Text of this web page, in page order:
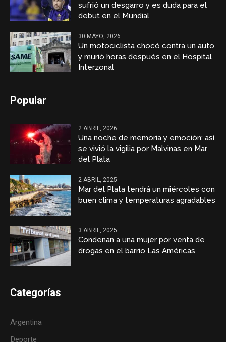
sufrió un desgarro y es duda para el
debut en el Mundial
30 MAYO, 2026
Un motociclista chocó contra un auto
y murió horas después en el Hospital
Interzonal
Popular
2 ABRIL, 2026
Una noche de memoria y emoción: así
se vivió la vigilia por Malvinas en Mar
del Plata
2 ABRIL, 2025
Mar del Plata tendrá un miércoles con
buen clima y temperaturas agradables
3 ABRIL, 2025
Condenan a una mujer por venta de
drogas en el barrio Las Américas
Categorías
Argentina
Deporte